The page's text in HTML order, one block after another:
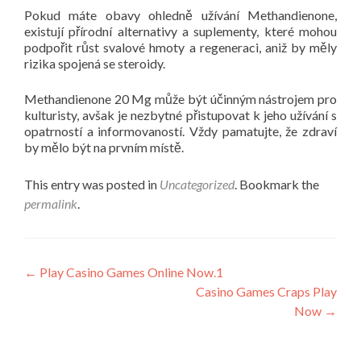
Pokud máte obavy ohledně užívání Methandienone,
existují přírodní alternativy a suplementy, které mohou
podpořit růst svalové hmoty a regeneraci, aniž by měly
rizika spojená se steroidy.
Methandienone 20 Mg může být účinným nástrojem pro
kulturisty, avšak je nezbytné přistupovat k jeho užívání s
opatrností a informovaností. Vždy pamatujte, že zdraví
by mělo být na prvním místě.
This entry was posted in Uncategorized. Bookmark the
permalink.
Post
← Play Casino Games Online Now.1
Casino Games Craps Play
Now →